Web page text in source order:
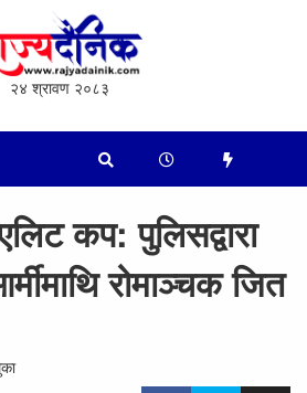
२४ श्रावण २०८३
कप: पुलिसद्वारा
रोमाञ्चक जित